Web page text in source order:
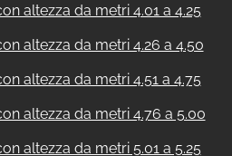
altezza da metri 4.01 a 4.25
altezza da metri 4.26 a 4.50
altezza da metri 4.51 a 4.75
altezza da metri 4.76 a 5.00
altezza da metri 5.01 a 5.25